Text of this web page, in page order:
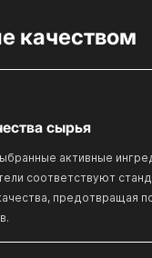
качеством
сырья
активные
соответствуют
предотвращая